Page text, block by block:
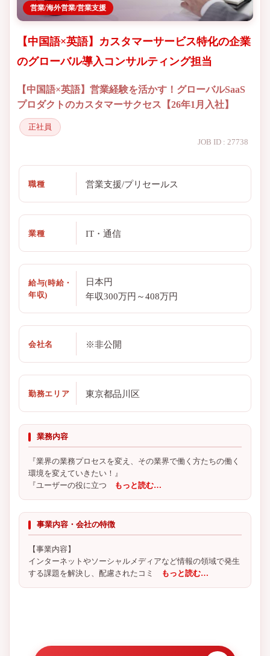
営業/海外営業/営業支援
【中国語×英語】カスタマーサービス特化の企業
のグローバル導入コンサルティング担当
【中国語×英語】営業経験を活かす！グローバルSaaS
プロダクトのカスタマーサクセス【26年1月入社】
正社員
JOB ID : 27738
職種 営業支援/プリセールス
業種 IT・通信
給与(時給・
年収)
日本円
年収300万円～408万円
会社名 ※非公開
勤務エリア 東京都品川区
業務内容
『業界の業務プロセスを変え、その業界で働く方たちの働く
環境を変えていきたい！』
『ユーザーの役に立つ もっと読む…
事業内容・会社の特徴
【事業内容】
インターネットやソーシャルメディアなど情報の領域で発生
する課題を解決し、配慮されたコミ
もっと読む…